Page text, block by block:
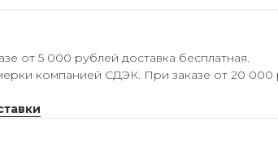
от 5 000 рублей доставка бесплатная.
компанией СДЭК. При заказе от 20 000